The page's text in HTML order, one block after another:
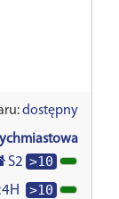
dostępny
S2 >10
>10